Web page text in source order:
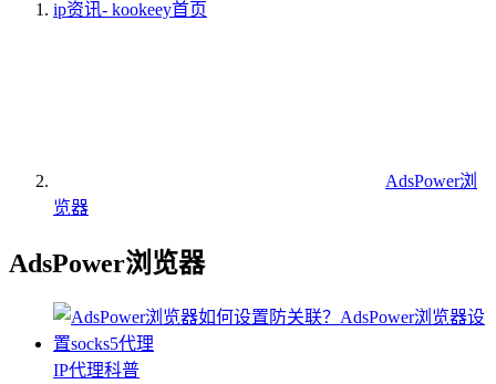
ip资讯- kookeey首页
AdsPower浏
览器
AdsPower浏览器
IP代理科普